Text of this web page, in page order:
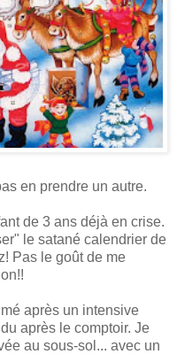
en prendre un autre.
de 3 ans déjà en crise.
le satané calendrier de
Pas le goût de me
après un intensive
après le comptoir. Je
au sous-sol... avec un